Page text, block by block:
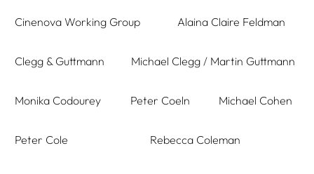
Cinenova Working Group Alaina Claire Feldman
Clegg & Guttmann Michael Clegg / Martin Guttmann
Monika Codourey Peter Coeln Michael Cohen
Peter Cole Rebecca Coleman